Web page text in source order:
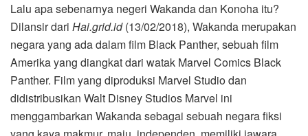
Lalu apa sebenarnya negeri Wakanda dan Konoha itu?
Dilansir dari Hai.grid.id(13/02/2018), Wakanda merupakan
negara yang ada dalam film Black Panther, sebuah film
Amerika yang diangkat dari watak Marvel Comics Black
Panther. Film yang diproduksi Marvel Studio dan
didistribusikan Walt Disney Studios Marvel ini
menggambarkan Wakanda sebagai sebuah negara fiksi